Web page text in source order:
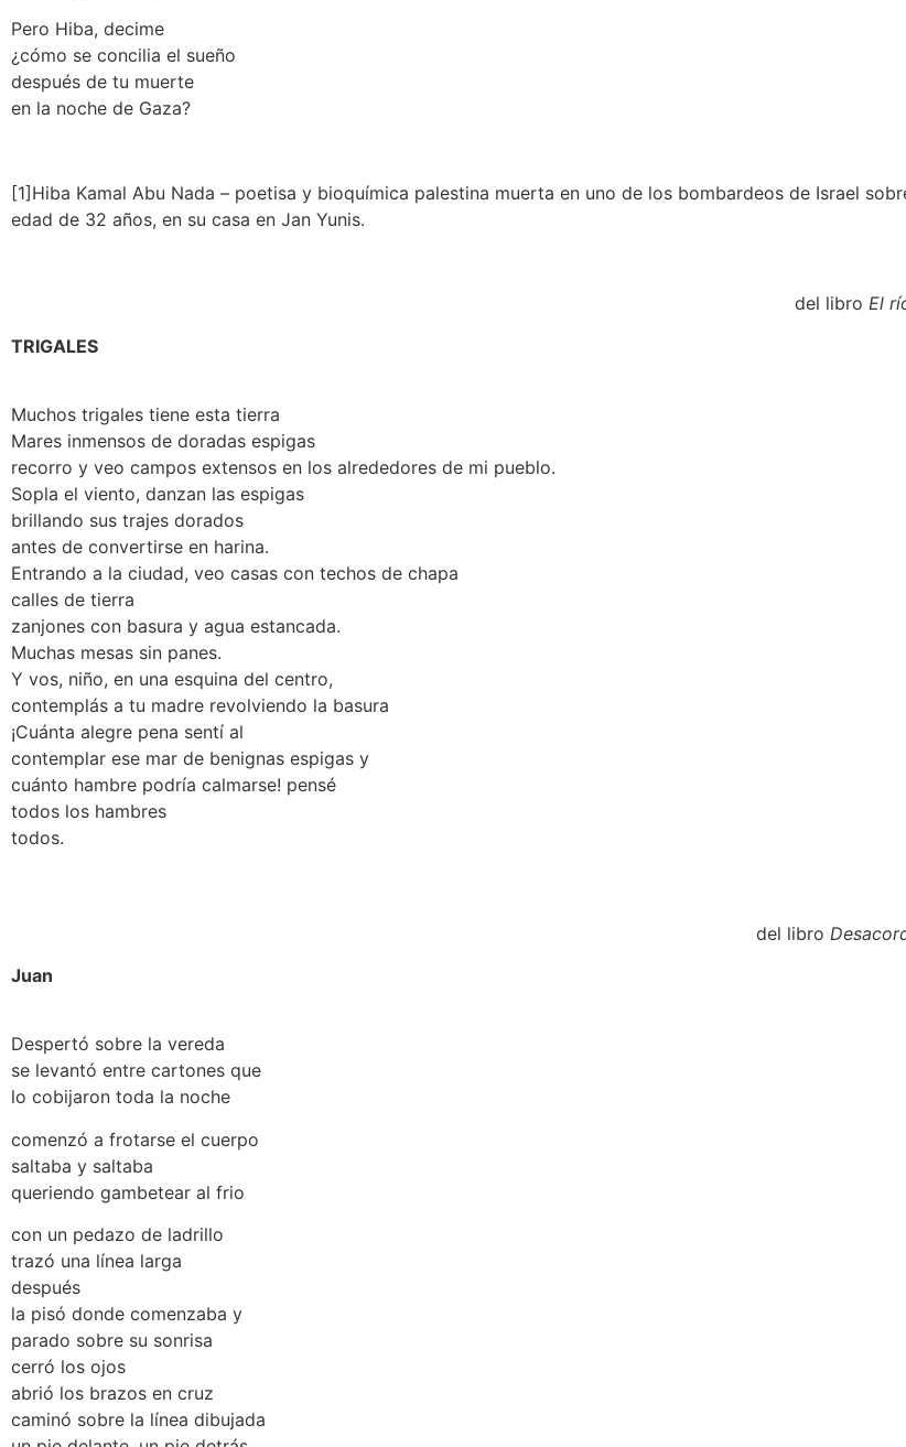
Pero Hiba, decime
¿cómo se concilia el sueño
después de tu muerte
en la noche de Gaza?
[1]Hiba Kamal Abu Nada – poetisa y bioquímica palestina muerta en uno de los bombardeos de Israel
edad de 32 años, en su casa en Jan Yunis.
del libro El
TRIGALES
Muchos trigales tiene esta tierra
Mares inmensos de doradas espigas
recorro y veo campos extensos en los alrededores de mi pueblo.
Sopla el viento, danzan las espigas
brillando sus trajes dorados
antes de convertirse en harina.
Entrando a la ciudad, veo casas con techos de chapa
calles de tierra
zanjones con basura y agua estancada.
Muchas mesas sin panes.
Y vos, niño, en una esquina del centro,
contemplás a tu madre revolviendo la basura
¡Cuánta alegre pena sentí al
contemplar ese mar de benignas espigas y
cuánto hambre podría calmarse! pensé
todos los hambres
todos.
del libro
Juan
Despertó sobre la vereda
se levantó entre cartones que
lo cobijaron toda la noche
comenzó a frotarse el cuerpo
saltaba y saltaba
queriendo gambetear al frio
con un pedazo de ladrillo
trazó una línea larga
después
la pisó donde comenzaba y
parado sobre su sonrisa
cerró los ojos
abrió los brazos en cruz
caminó sobre la línea dibujada